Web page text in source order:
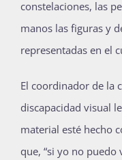
constelaciones, las
manos las figuras y
representadas en el
El coordinador de la
discapacidad visual
material esté hecho
que, “si yo no puedo